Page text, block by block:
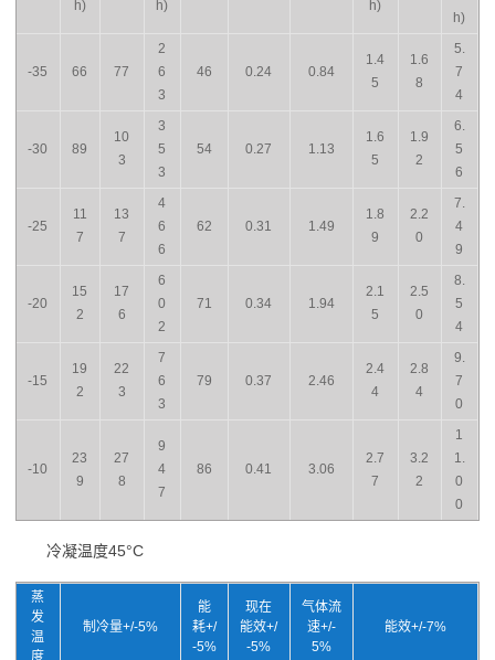
h)
h)
h)
h)
-35 66 77
2
6
3
46 0.24 0.84
1.4
5
1.6
8
5.
7
4
-30 89
10
3
3
5
3
54 0.27 1.13
1.6
5
1.9
2
6.
5
6
-25
11
7
13
7
4
6
6
62 0.31 1.49
1.8
9
2.2
0
7.
4
9
-20
15
2
17
6
6
0
2
71 0.34 1.94
2.1
5
2.5
0
8.
5
4
-15
19
2
22
3
7
6
3
79 0.37 2.46
2.4
4
2.8
4
9.
7
0
-10
23
9
27
8
9
4
7
86 0.41 3.06
2.7
7
3.2
2
1
1.
0
0
冷凝温度45°C
蒸
发
温
制冷量+/-5%
能
耗+/
-5%
现在
能效+/
-5%
气体流
速+/-
5%
能效+/-7%